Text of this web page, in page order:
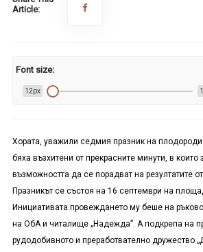
Article:
Font size:
12px
Хората, уважили седмия празник на
бяха възхитени от прекрасните минути, в
възможността да се порадват на резултатите
Празникът се състоя на 16 септември на
Инициативата провеждането му беше на
на ОбА и читалище „Надежда”. А подкрепа на
рудодобивното и преработвателно дружество